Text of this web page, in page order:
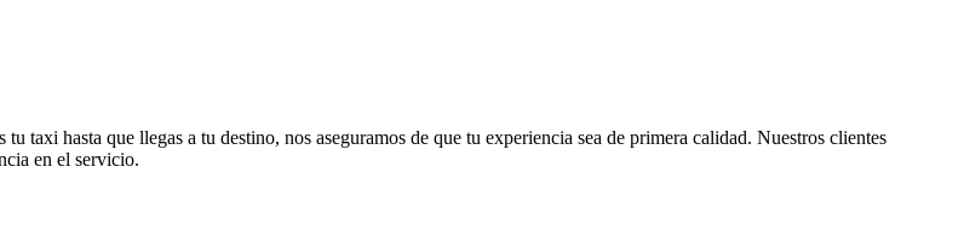
taxi hasta que llegas a tu destino, nos aseguramos de que tu experiencia sea de primera calidad. Nuestros clientes
en el servicio.